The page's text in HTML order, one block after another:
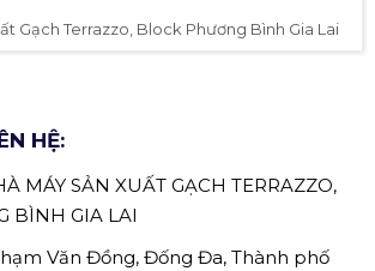
Gạch Terrazzo, Block Phương Bình Gia Lai
HỆ:
MÁY SẢN XUẤT GẠCH TERRAZZO,
BÌNH GIA LAI
Văn Đồng, Đống Đa, Thành phố